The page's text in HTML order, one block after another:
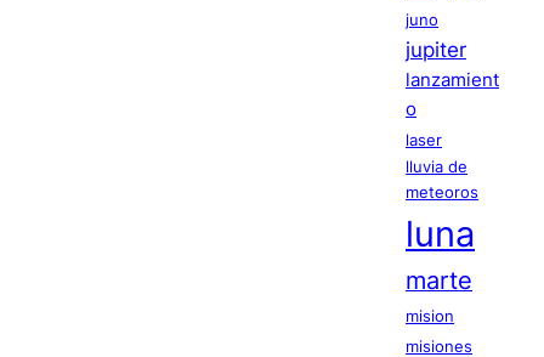
juno
jupiter
lanzamient
o
laser
lluvia de
meteoros
luna
marte
mision
misiones